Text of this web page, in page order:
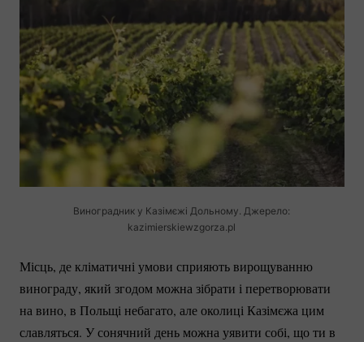
Виноградник у Казімєжі Дольному. Джерело:
kazimierskiewzgorza.pl
Місць, де кліматичні умови сприяють вирощуванню
винограду, який згодом можна зібрати і перетворювати
на вино, в Польщі небагато, але околиці Казімєжа цим
славляться. У сонячний день можна уявити собі, що ти в